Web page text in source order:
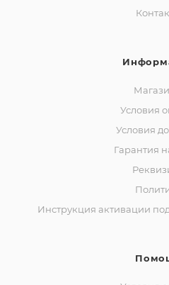
Условия
Условия
Гарантия
Инструкция активации